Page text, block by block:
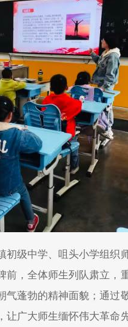
初级中学、咀头小学组织
，全体师生列队肃立，
蓬勃的精神面貌；通过
广大师生缅怀伟大革命